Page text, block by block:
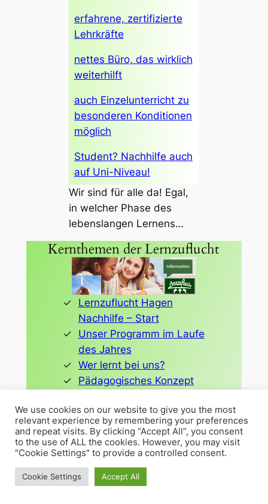
erfahrene, zertifizierte
Lehrkräfte
nettes Büro, das wirklich
weiterhilft
auch Einzelunterricht zu
besonderen Konditionen
möglich
Student? Nachhilfe auch
auf Uni-Niveau!
Wir sind für alle da! Egal,
in welcher Phase des
lebenslangen Lernens…
Kernthemen der Lernzuflucht
Lernzuflucht Hagen
Nachhilfe – Start
Unser Programm im Laufe
des Jahres
Wer lernt bei uns?
Pädagogisches Konzept
LRS Lese-Rechtschreib-
Schwäche
Nachhilfe kostenlos mit
Bildungsgutschein
Mathematik
Deutsch
We use cookies on our website to give you the most
relevant experience by remembering your preferences
and repeat visits. By clicking “Accept All”, you consent
to the use of ALL the cookies. However, you may visit
"Cookie Settings" to provide a controlled consent.
Cookie Settings Accept All